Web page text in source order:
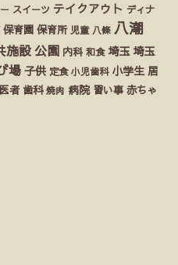
スイーツ テイクアウト ディナ
保育園 保育所 児童 八條 八潮
施設 公園 内科 和食 埼玉 埼玉
場 子供 定食 小児歯科 小学生 居
者 歯科 焼肉 病院 習い事 赤ちゃ